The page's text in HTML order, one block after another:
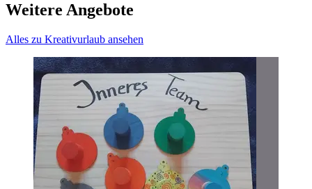
Weitere Angebote
Alles zu Kreativurlaub ansehen